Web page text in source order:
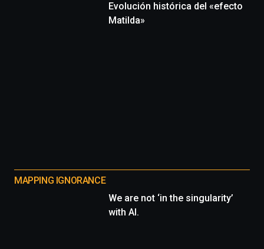
Evolución histórica del «efecto
Matilda»
MAPPING IGNORANCE
We are not ‘in the singularity’
with AI.